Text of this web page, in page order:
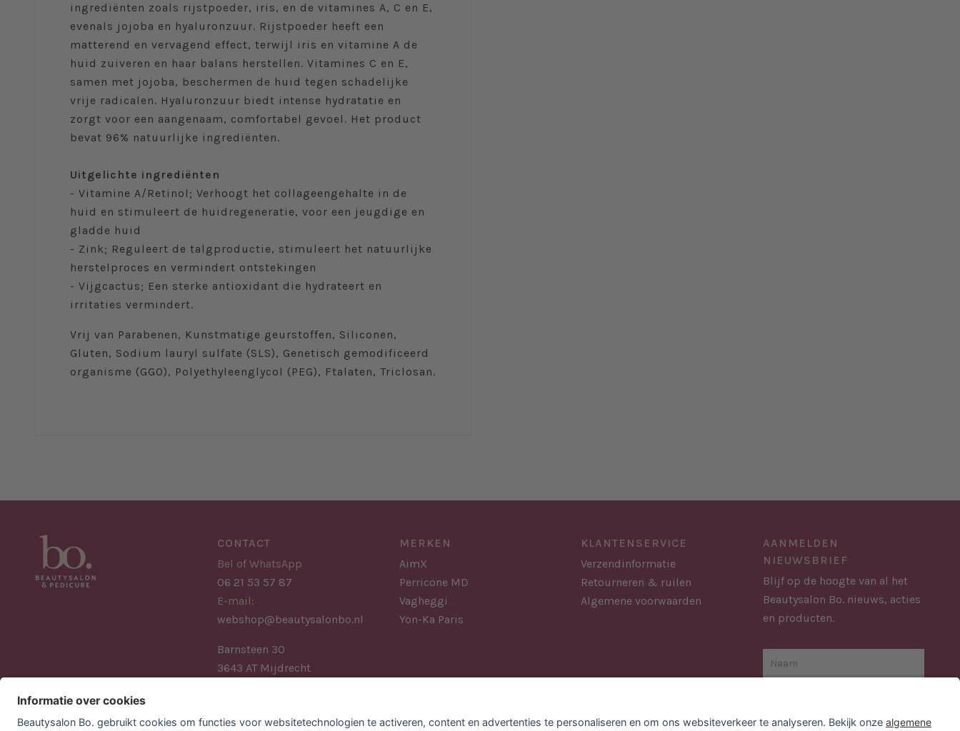
ingrediënten zoals rijstpoeder, iris, en de vitamines A, C en E,
evenals jojoba en hyaluronzuur. Rijstpoeder heeft een
matterend en vervagend effect, terwijl iris en vitamine A de
huid zuiveren en haar balans herstellen. Vitamines C en E,
samen met jojoba, beschermen de huid tegen schadelijke
vrije radicalen. Hyaluronzuur biedt intense hydratatie en
zorgt voor een aangenaam, comfortabel gevoel. Het product
bevat 96% natuurlijke ingrediënten.
Uitgelichte ingrediënten
- Vitamine A/Retinol; Verhoogt het collageengehalte in de
huid en stimuleert de huidregeneratie, voor een jeugdige en
gladde huid
- Zink; Reguleert de talgproductie, stimuleert het natuurlijke
herstelproces en vermindert ontstekingen
- Vijgcactus; Een sterke antioxidant die hydrateert en
irritaties vermindert.
Vrij van Parabenen, Kunstmatige geurstoffen, Siliconen,
Gluten, Sodium lauryl sulfate (SLS), Genetisch gemodificeerd
organisme (GGO), Polyethyleenglycol (PEG), Ftalaten, Triclosan.
CONTACT
Bel of WhatsApp
06 21 53 57 87
E-mail:
webshop@beautysalonbo.nl
Barnsteen 30
3643 AT Mijdrecht
MERKEN
AimX
Perricone MD
Vagheggi
Yon-Ka Paris
KLANTENSERVICE
Verzendinformatie
Retourneren & ruilen
Algemene voorwaarden
AANMELDEN
NIEUWSBRIEF
Blijf op de hoogte van al het
Beautysalon Bo. nieuws, acties
en producten.